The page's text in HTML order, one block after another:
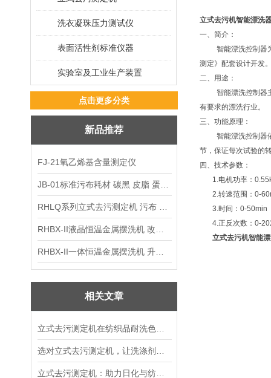
洗衣凝珠压力测试仪
表面活性剂标准仪器
实验室及工业生产装置
点击更多分类
新品推荐
FJ-21氧乙烯基含量测定仪
相关文章
立式去污机智能漂洗
一、简介：
智能漂洗控制器
测定》配套设计开发
二、用途：
智能漂洗控制器
有要求的漂洗行业。
三、功能原理：
智能漂洗控制器
节，保证每次试验的
四、技术参数：
1.电机功率：
2.转速范围： 0-
3.时间： 0-50min
4.正反次数： 0-20
立式去污机智能